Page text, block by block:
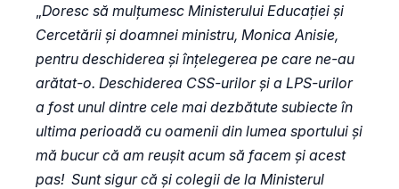
Doresc să mulțumesc Ministerului Educației și
Cercetării și doamnei ministru, Monica Anisie,
pentru deschiderea și înțelegerea pe care ne-au
arătat-o. Deschiderea CSS-urilor și a LPS-urilor
a fost unul dintre cele mai dezbătute subiecte în
ultima perioadă cu oamenii din lumea sportului și
mă bucur că am reușit acum să facem și acest
pas! Sunt sigur că și colegii de la Ministerul